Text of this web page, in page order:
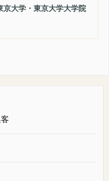
京大学・東京大学大学院